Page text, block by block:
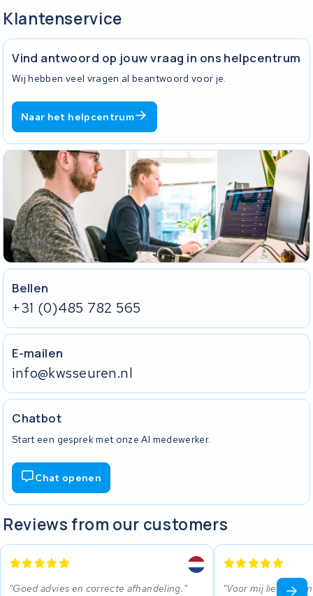
Klantenservice
Vind antwoord op jouw vraag in ons helpcentrum
Wij hebben veel vragen al beantwoord voor je.
Naar het helpcentrum
Bellen
+31 (0)485 782 565
E-mailen
info@kwsseuren.nl
Chatbot
Start een gesprek met onze AI medewerker.
Chat openen
Reviews from our customers
Goed advies en correcte afhandeling. Voor mij liep alles